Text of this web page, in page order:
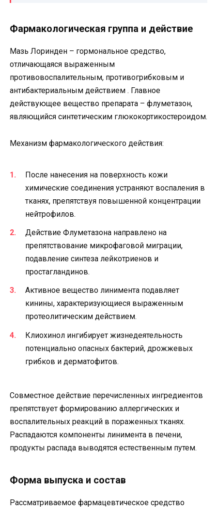
Фармакологическая группа и действие
Мазь Лоринден – гормональное средство,
отличающаяся выраженным
противовоспалительным, противогрибковым и
антибактериальным действием . Главное
действующее вещество препарата – флуметазон,
являющийся синтетическим глюкокортикостероидом.
Механизм фармакологического действия:
После нанесения на поверхность кожи
химические соединения устраняют воспаления в
тканях, препятствуя повышенной концентрации
нейтрофилов.
Действие Флуметазона направлено на
препятствование микрофаговой миграции,
подавление синтеза лейкотриенов и
простагландинов.
Активное вещество линимента подавляет
кинины, характеризующиеся выраженным
протеолитическим действием.
Клиохинол ингибирует жизнедеятельность
потенциально опасных бактерий, дрожжевых
грибков и дерматофитов.
Совместное действие перечисленных ингредиентов
препятствует формированию аллергических и
воспалительных реакций в пораженных тканях.
Распадаются компоненты линимента в печени,
продукты распада выводятся естественным путем.
Форма выпуска и состав
Рассматриваемое фармацевтическое средство